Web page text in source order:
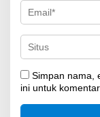
Simpan nama,
ini untuk